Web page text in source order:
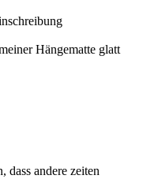
Hängematte glatt
dass andere zeiten